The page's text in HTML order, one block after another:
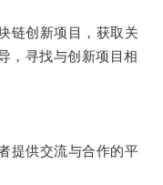
创新项目，获取关
，寻找与创新项目相
供交流与合作的平